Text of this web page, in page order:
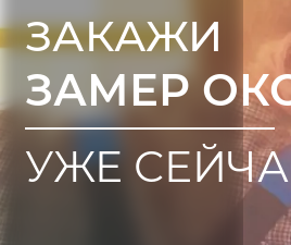
ЗАКАЖИ
ЗАМЕР
УЖЕ